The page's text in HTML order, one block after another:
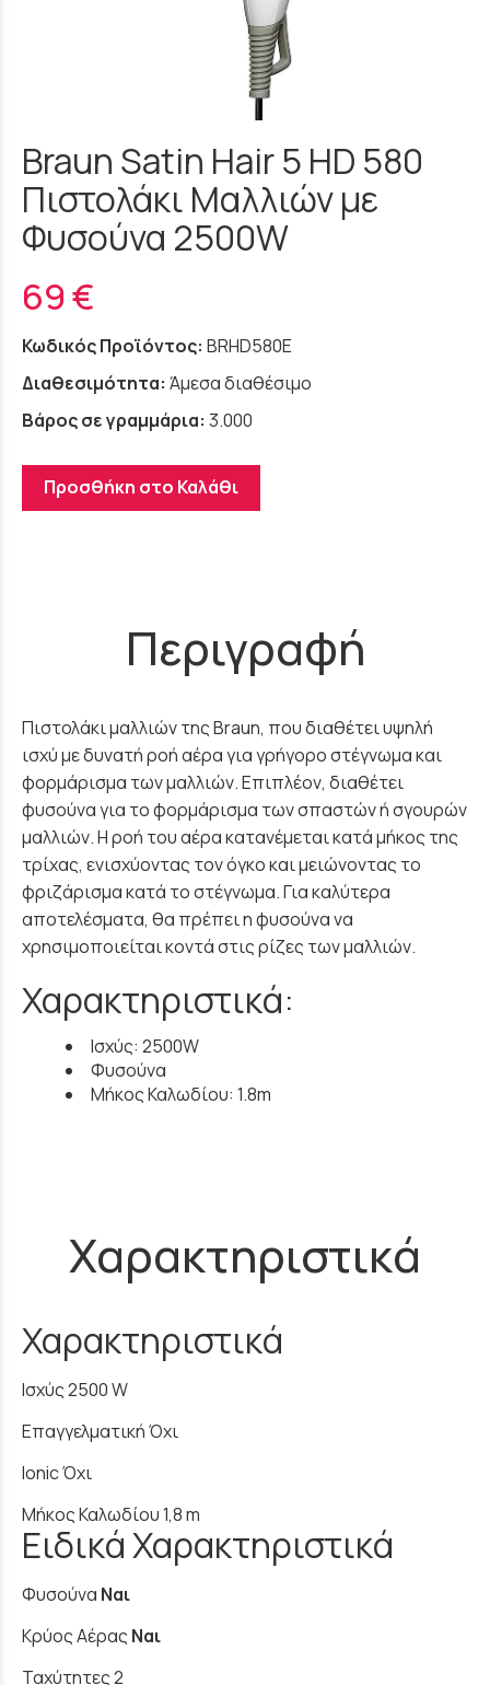
Braun Satin Hair 5 HD 580
Πιστολάκι Μαλλιών με
Φυσούνα 2500W
69 €
Κωδικός Προϊόντος: BRHD580E
Διαθεσιμότητα: Άμεσα διαθέσιμο
Βάρος σε γραμμάρια: 3.000
Προσθήκη στο Καλάθι
Περιγραφή
Πιστολάκι μαλλιών της Braun, που διαθέτει υψηλή
ισχύ με δυνατή ροή αέρα για γρήγορο στέγνωμα και
φορμάρισμα των μαλλιών. Επιπλέον, διαθέτει
φυσούνα για το φορμάρισμα των σπαστών ή σγουρών
μαλλιών. Η ροή του αέρα κατανέμεται κατά μήκος της
τρίχας, ενισχύοντας τον όγκο και μειώνοντας το
φριζάρισμα κατά το στέγνωμα. Για καλύτερα
αποτελέσματα, θα πρέπει η φυσούνα να
χρησιμοποιείται κοντά στις ρίζες των μαλλιών.
Χαρακτηριστικά:
Ισχύς: 2500W
Φυσούνα
Μήκος Καλωδίου: 1.8m
Χαρακτηριστικά
Χαρακτηριστικά
Ισχύς 2500 W
Επαγγελματική Όχι
Ionic Όχι
Μήκος Καλωδίου 1,8 m
Ειδικά Χαρακτηριστικά
Φυσούνα Ναι
Κρύος Αέρας Ναι
Ταχύτητες 2